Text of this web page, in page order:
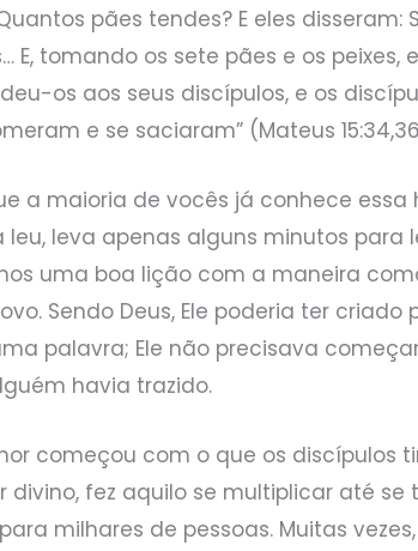
pães tendes? E eles disseram:
E, tomando os sete pães e os peixes,
os aos seus discípulos, e os
e se saciaram” (Mateus
a maioria de vocês já conhece essa
leu, leva apenas alguns minutos para
uma boa lição com a maneira
Sendo Deus, Ele poderia ter criado
palavra; Ele não precisava
havia trazido.
começou com o que os discípulos
divino, fez aquilo se multiplicar até se
milhares de pessoas. Muitas